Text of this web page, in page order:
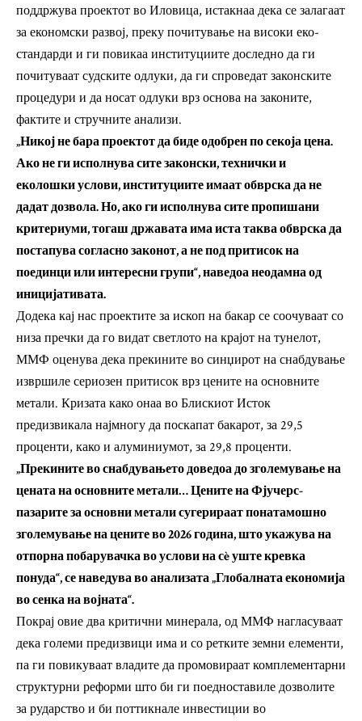
поддржува проектот во Иловица, истакнаа дека се залагаат
за економски развој, преку почитување на високи еко-
стандарди и ги повикаа институциите доследно да ги
почитуваат судските одлуки, да ги спроведат законските
процедури и да носат одлуки врз основа на законите,
фактите и стручните анализи.
„Никој не бара проектот да биде одобрен по секоја цена.
Ако не ги исполнува сите законски, технички и
еколошки услови, институциите имаат обврска да не
дадат дозвола. Но, ако ги исполнува сите пропишани
критериуми, тогаш државата има иста таква обврска да
постапува согласно законот, а не под притисок на
поединци или интересни групи“, наведоа неодамна од
иницијативата.
Додека кај нас проектите за ископ на бакар се соочуваат со
низа пречки да го видат светлото на крајот на тунелот,
ММФ оценува дека прекините во синџирот на снабдување
извршиле сериозен притисок врз цените на основните
метали. Кризата како онаа во Блискиот Исток
предизвикала најмногу да поскапат бакарот, за 29,5
проценти, како и алуминиумот, за 29,8 проценти.
„Прекините во снабдувањето доведоа до зголемување на
цената на основните метали… Цените на Фјучерс-
пазарите за основни метали сугерираат понатамошно
зголемување на цените во 2026 година, што укажува на
отпорна побарувачка во услови на сè уште кревка
понуда“, се наведува во анализата „Глобалната економија
во сенка на војната“.
Покрај овие два критични минерала, од ММФ нагласуваат
дека големи предизвици има и со ретките земни елементи,
па ги повикуваат владите да промовираат комплементарни
структурни реформи што би ги поедноставиле дозволите
за рударство и би поттикнале инвестиции во